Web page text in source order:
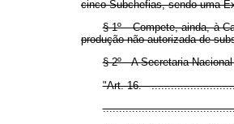
cinco Subchefias, sendo uma
§ 1º Compete, ainda, à
produção não autorizada de
§ 2º A Secretaria Nacional
"Art. 16.